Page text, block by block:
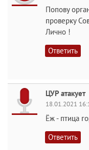
Попову
проверку
Лично !
Ответить
ЦУР атакует
18.01.2021
Ёж - птица
Ответить